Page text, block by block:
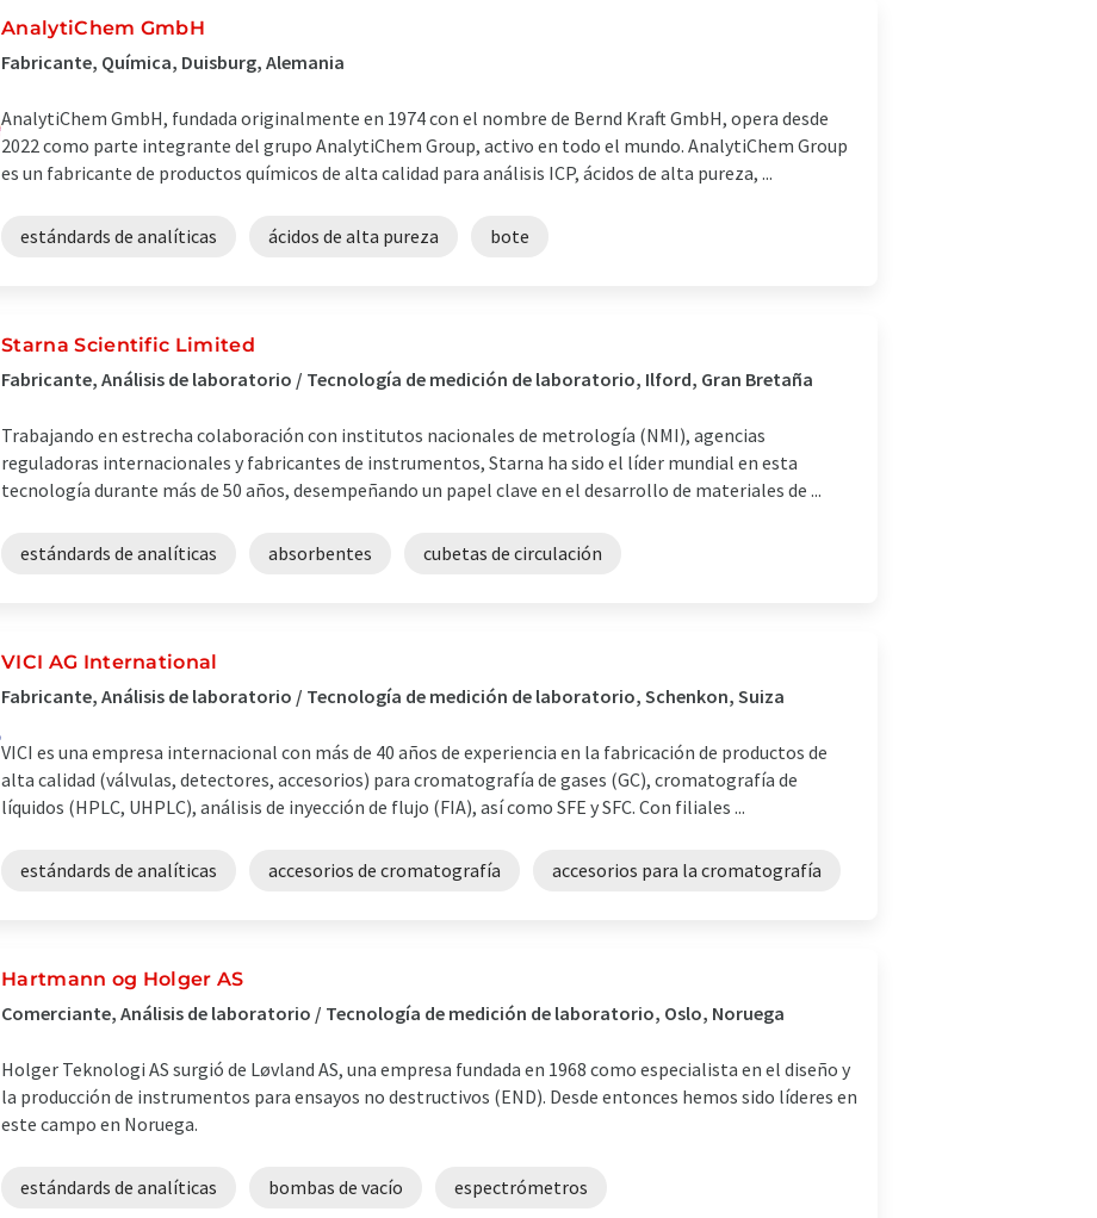
AnalytiChem GmbH
Fabricante, Química, Duisburg, Alemania
AnalytiChem GmbH, fundada originalmente en 1974 con el nombre de Bernd Kraft GmbH, opera desde
2022 como parte integrante del grupo AnalytiChem Group, activo en todo el mundo. AnalytiChem Group
es un fabricante de productos químicos de alta calidad para análisis ICP, ácidos de alta pureza, ...
estándards de analíticas ácidos de alta pureza bote
Starna Scientific Limited
Fabricante, Análisis de laboratorio / Tecnología de medición de laboratorio, Ilford, Gran Bretaña
Trabajando en estrecha colaboración con institutos nacionales de metrología (NMI), agencias
reguladoras internacionales y fabricantes de instrumentos, Starna ha sido el líder mundial en esta
tecnología durante más de 50 años, desempeñando un papel clave en el desarrollo de materiales de ...
estándards de analíticas absorbentes cubetas de circulación
VICI AG International
Fabricante, Análisis de laboratorio / Tecnología de medición de laboratorio, Schenkon, Suiza
VICI es una empresa internacional con más de 40 años de experiencia en la fabricación de productos de
alta calidad (válvulas, detectores, accesorios) para cromatografía de gases (GC), cromatografía de
líquidos (HPLC, UHPLC), análisis de inyección de flujo (FIA), así como SFE y SFC. Con filiales ...
estándards de analíticas accesorios de cromatografía accesorios para la cromatografía
Hartmann og Holger AS
Comerciante, Análisis de laboratorio / Tecnología de medición de laboratorio, Oslo, Noruega
Holger Teknologi AS surgió de Løvland AS, una empresa fundada en 1968 como especialista en el diseño y
la producción de instrumentos para ensayos no destructivos (END). Desde entonces hemos sido líderes en
este campo en Noruega.
estándards de analíticas bombas de vacío espectrómetros